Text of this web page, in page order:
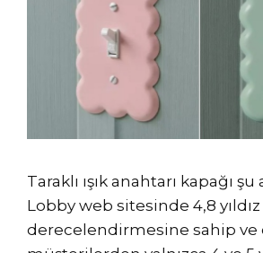
Taraklı ışık anahtarı kapağı
Lobby web sitesinde 4,8 yıldız
derecelendirmesine sahip ve